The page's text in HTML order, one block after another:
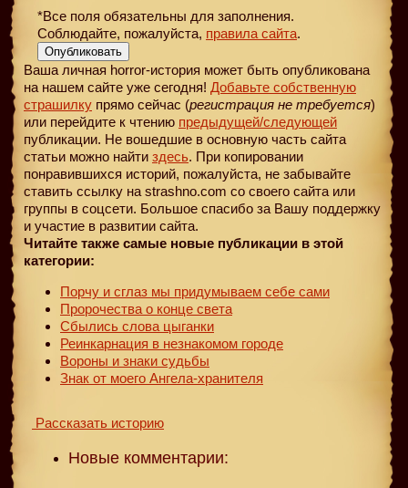
*Все поля обязательны для заполнения.
Соблюдайте, пожалуйста, правила сайта.
Опубликовать
Ваша личная horror-история может быть опубликована
на нашем сайте уже сегодня! Добавьте собственную
страшилку прямо сейчас (регистрация не требуется)
или перейдите к чтению предыдущей/следующей
публикации. Не вошедшие в основную часть сайта
статьи можно найти здесь. При копировании
понравившихся историй, пожалуйста, не забывайте
ставить ссылку на strashno.com со своего сайта или
группы в соцсети. Большое спасибо за Вашу поддержку
и участие в развитии сайта.
Читайте также самые новые публикации в этой
категории:
Порчу и сглаз мы придумываем себе сами
Пророчества о конце света
Сбылись слова цыганки
Реинкарнация в незнакомом городе
Вороны и знаки судьбы
Знак от моего Ангела-хранителя
Рассказать историю
Новые комментарии: